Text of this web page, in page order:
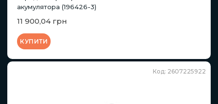
акумулятора (196426-3)
11 900,04 грн
КУПИТИ
Код: 2607225922